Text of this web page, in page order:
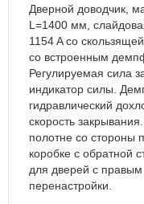
Дверной доводчик,
L=1400 мм,
1154 A со
со встроенным
Регулируемая сила
индикатор силы.
гидравлический
скорость
полотне со стороны
коробке с обратной
для дверей с
перенастройки.